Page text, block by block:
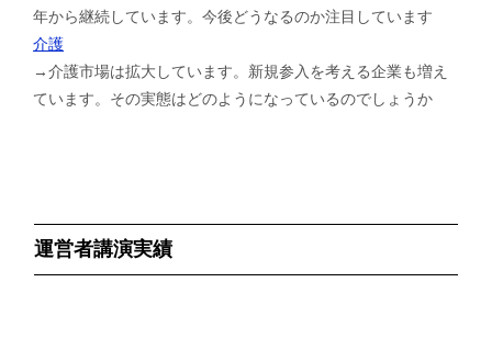
年から継続しています。今後どうなるのか注目しています
介護
→介護市場は拡大しています。新規参入を考える企業も増え
ています。その実態はどのようになっているのでしょうか
運営者講演実績